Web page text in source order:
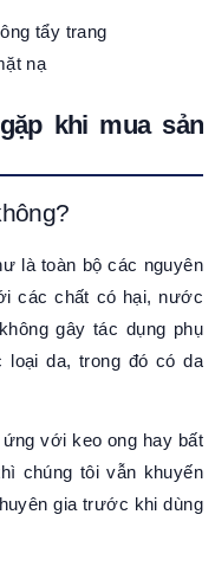
tẩy trang
nạ
khi mua sản
là toàn bộ các nguyên
các chất có hại, nước
gây tác dụng phụ
da, trong đó có da
với keo ong hay bất
chúng tôi vẫn khuyến
gia trước khi dùng